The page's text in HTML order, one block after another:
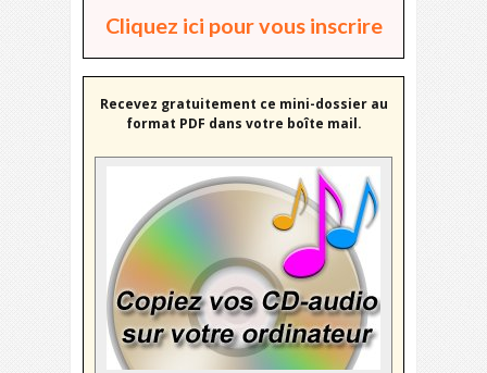
Cliquez ici pour vous inscrire
Recevez gratuitement ce mini-dossier au
format PDF dans votre boîte mail.